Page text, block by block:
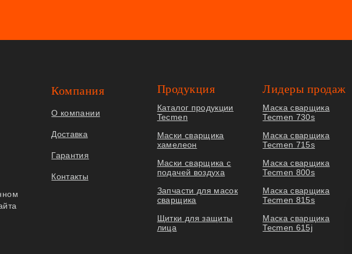
Компания
О компании
Доставка
Гарантия
Контакты
Продукция
Каталог продукции
Tecmen
Маски сварщика
хамелеон
Маски сварщика с
подачей воздуха
Запчасти для масок
сварщика
Щитки для защиты
лица
Лидеры продаж
Маска сварщика
Tecmen 730s
Маска сварщика
Tecmen 715s
Маска сварщика
Tecmen 800s
Маска сварщика
Tecmen 815s
Маска сварщика
Tecmen 615j